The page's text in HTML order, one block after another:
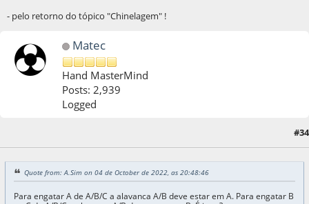
- pelo retorno do tópico "Chinelagem" !
Matec
Hand MasterMind
Posts: 2,939
Logged
#34
Quote from: A.Sim on 04 de October de 2022, as 20:48:46
Para engatar A de A/B/C a alavanca A/B deve estar em A. Para engatar B